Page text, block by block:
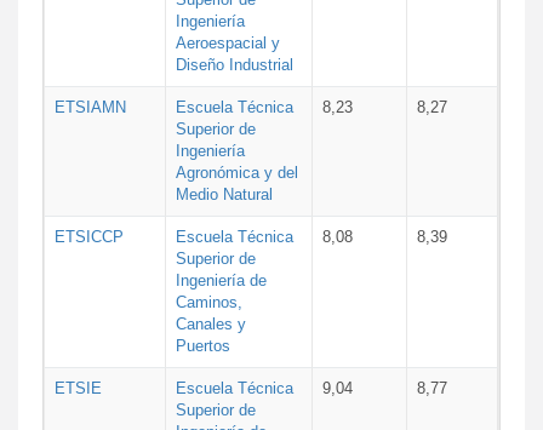
Ingeniería
Aeroespacial y
Diseño Industrial
ETSIAMN
Escuela Técnica
Superior de
Ingeniería
Agronómica y del
Medio Natural
8,23 8,27
ETSICCP
Escuela Técnica
Superior de
Ingeniería de
Caminos,
Canales y
Puertos
8,08 8,39
ETSIE
Escuela Técnica
Superior de
9,04 8,77